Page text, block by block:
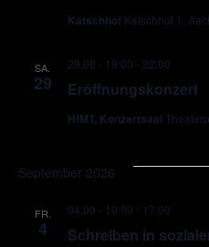
Katschhof Katschhof 1,
SA.
29 Eröffnungskonzert
29.08 - 19:00 - 22:00
HfMT, Konzertsaal
September 2026
FR.
4 Schreiben in
04.09 - 10:00 - 17:00